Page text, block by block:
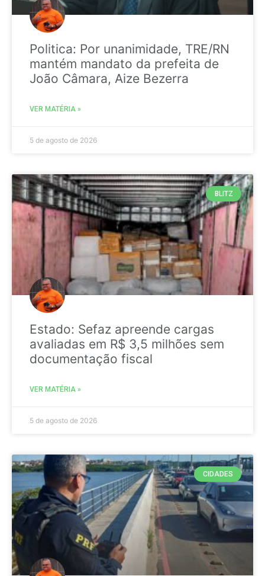
Politica: Por unanimidade, TRE/RN
mantém mandato da prefeita de
João Câmara, Aize Bezerra
VER MATÉRIA »
5 de agosto de 2026
BLITZ
Estado: Sefaz apreende cargas
avaliadas em R$ 3,5 milhões sem
documentação fiscal
VER MATÉRIA »
5 de agosto de 2026
CIDADES